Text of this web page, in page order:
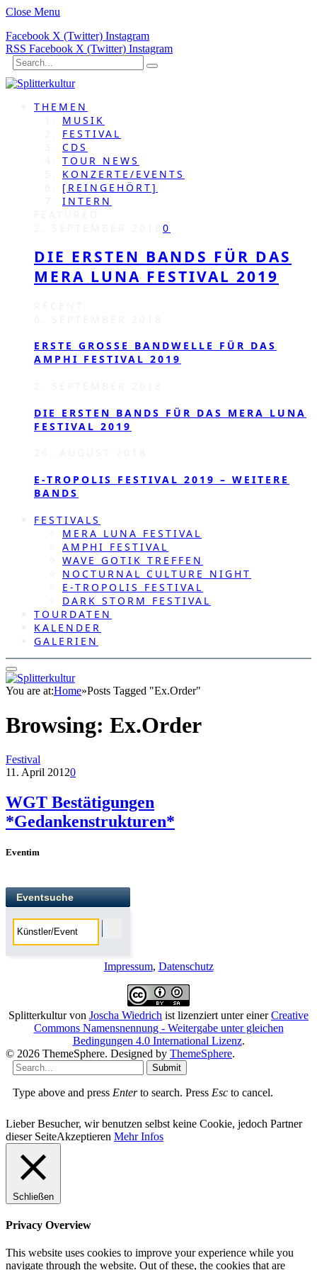
Close Menu
Facebook X (Twitter) Instagram
RSS Facebook X (Twitter) Instagram
THEMEN
MUSIK
FESTIVAL
CDS
TOUR NEWS
KONZERTE/EVENTS
[REINGEHÖRT]
INTERN
0
DIE ERSTEN BANDS FÜR DAS
MERA LUNA FESTIVAL 2019
ERSTE GROSSE BANDWELLE FÜR DAS A
MPHI FESTIVAL 2019
DIE ERSTEN BANDS FÜR DAS MERA LUNA
FESTIVAL 2019
E-TROPOLIS FESTIVAL 2019 – WEITERE
BANDS
FESTIVALS
MERA LUNA FESTIVAL
AMPHI FESTIVAL
WAVE GOTIK TREFFEN
NOCTURNAL CULTURE NIGHT
E-TROPOLIS FESTIVAL
DARK STORM FESTIVAL
TOURDATEN
KALENDER
GALERIEN
You are at:Home»Posts Tagged "Ex.Order"
Browsing: Ex.Order
Festival
11. April 20120
WGT Bestätigungen
*Gedankenstrukturen*
Eventim
Eventsuche
Impressum, Datenschutz
Splitterkulturvon Joscha Wiedrich ist lizenziert unter einerCreative
Commons Namensnennung - Weitergabe unter gleichen
Bedingungen 4.0 International Lizenz.
© 2026 ThemeSphere. Designed by ThemeSphere.
Submit
Type above and press Enterto search. Press Esc to cancel.
Lieber Besucher, wir benutzen selbst keine Cookie, jedoch Partner
dieser SeiteAkzeptieren Mehr Infos
Schließen
Privacy Overview
This website uses cookies to improve your experience while you
navigate through the website. Out of these, the cookies that are